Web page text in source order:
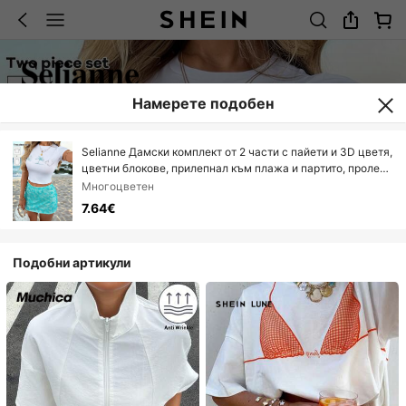
Намерете подобен
Selianne Дамски комплект от 2 части с пайети и 3D цветя,
цветни блокове, прилепнал към плажа и партито, пролет/
лято
Многоцветен
7.64€
Подобни артикули